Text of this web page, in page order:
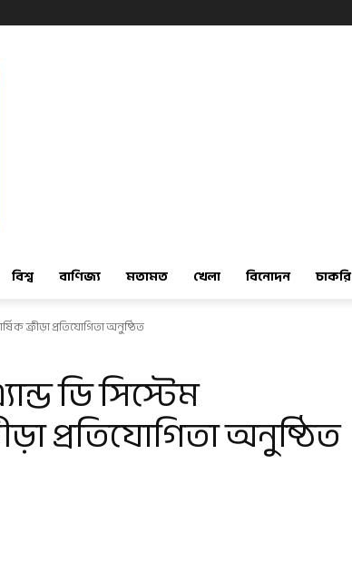
বিশ্ব বাণিজ্য মতামত খেলা বিনোদন চাকরি
ক্রীড়া প্রতিযোগিতা অনুষ্ঠিত
ডি সিস্টেম
প্রতিযোগিতা অনুষ্ঠিত